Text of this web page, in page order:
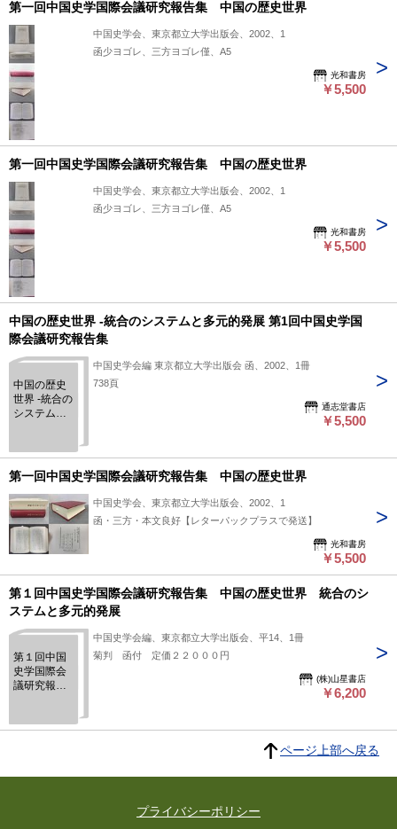
第一回中国史学国際会議研究報告集 中国の歴史世界
中国史学会、東京都立大学出版会、2002、1
函少ヨゴレ、三方ヨゴレ僅、A5
光和書房
￥5,500
第一回中国史学国際会議研究報告集 中国の歴史世界
中国史学会、東京都立大学出版会、2002、1
函少ヨゴレ、三方ヨゴレ僅、A5
光和書房
￥5,500
中国の歴史世界 -統合のシステムと多元的発展 第1回中国史学国
際会議研究報告集
中国の歴史
世界 -統合の
システムと
学国際会議
研究報告集
中国史学会編 東京都立大学出版会 函、2002、1冊
738頁
通志堂書店
￥5,500
第一回中国史学国際会議研究報告集 中国の歴史世界
中国史学会、東京都立大学出版会、2002、1
函・三方・本文良好【レターパックプラスで発送】
光和書房
￥5,500
第１回中国史学国際会議研究報告集 中国の歴史世界 統合のシ
ステムと多元的発展
第１回中国
史学国際会
議研究報告
統合のシス
中国史学会編、東京都立大学出版会、平14、1冊
菊判 函付 定価２２０００円
(株)山星書店
￥6,200
ページ上部へ戻る
プライバシーポリシー